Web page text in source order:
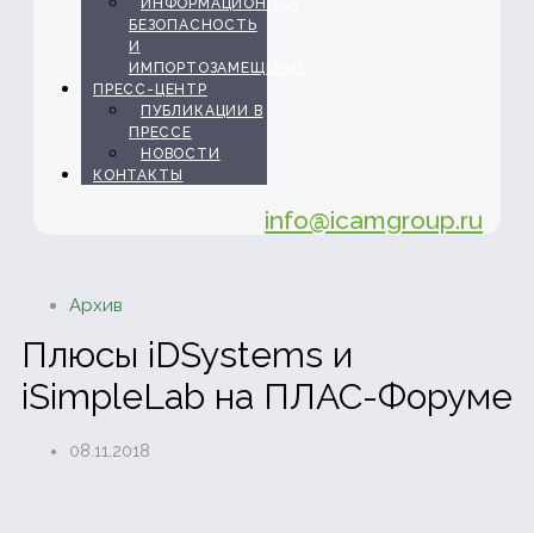
ИНФОРМАЦИОННАЯ
БЕЗОПАСНОСТЬ
И
ИМПОРТОЗАМЕЩЕНИЕ
ПРЕСС-ЦЕНТР
ПУБЛИКАЦИИ В
ПРЕССЕ
НОВОСТИ
КОНТАКТЫ
info@icamgroup.ru
Архив
Плюсы iDSystems и
iSimpleLab на ПЛАС-Форуме
08.11.2018